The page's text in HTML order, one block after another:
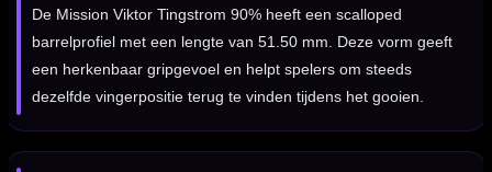
De Mission Viktor Tingstrom 90% heeft een scalloped
barrelprofiel met een lengte van 51.50 mm. Deze vorm geeft
een herkenbaar gripgevoel en helpt spelers om steeds
dezelfde vingerpositie terug te vinden tijdens het gooien.